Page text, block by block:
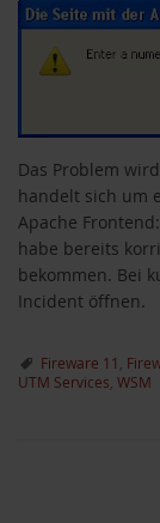
Das Problem
handelt sich um
Apache Frontend:
habe bereits
bekommen. Bei
Incident öffnen.
Fireware 11
UTM Services WSM